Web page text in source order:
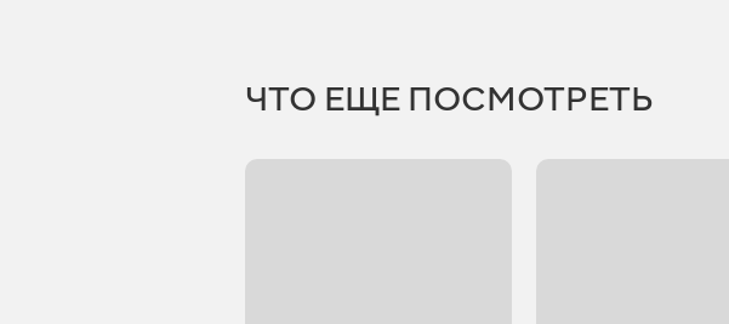
ЧТО ЕЩЕ ПОСМОТРЕТЬ